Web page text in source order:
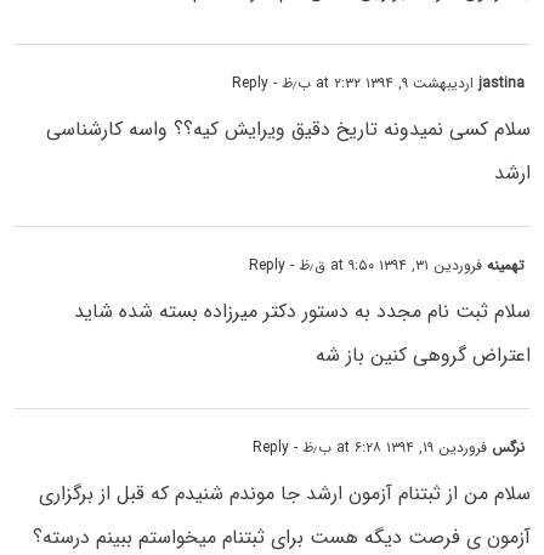
jastinaاردیبهشت ۹, ۱۳۹۴ at ۲:۳۲ ب٫ظ - Reply
سلام کسی نمیدونه تاریخ دقیق ویرایش کیه؟؟ واسه کارشناسی
ارشد
تهمینهفروردین ۳۱, ۱۳۹۴ at ۹:۵۰ ق٫ظ - Reply
سلام ثبت نام مجدد به دستور دکتر میرزاده بسته شده شاید
اعتراض گروهی کنین باز شه
نرگس فروردین ۱۹, ۱۳۹۴ at ۶:۲۸ ب٫ظ - Reply
سلام من از ثبتنام آزمون ارشد جا موندم شنیدم که قبل از برگزاری
آزمون ی فرصت دیگه هست برای ثبتنام میخواستم ببینم درسته؟